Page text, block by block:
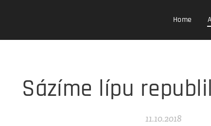
Home
Sázíme lípu
11.10.2018